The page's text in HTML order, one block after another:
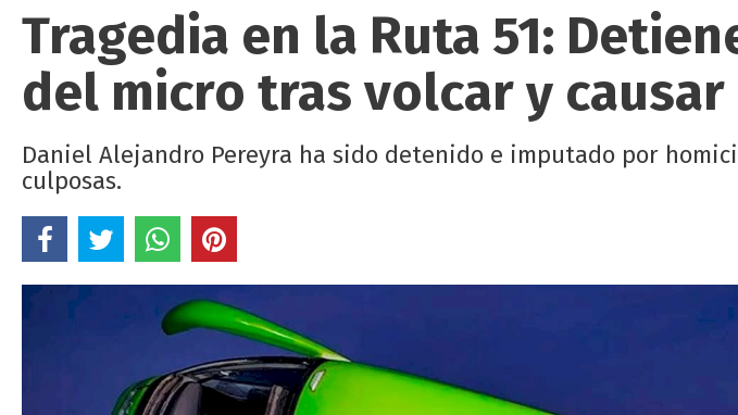
Tragedia en la Ruta 51:
del micro tras volcar y
Daniel Alejandro Pereyra ha sido detenido e imputado por
culposas.